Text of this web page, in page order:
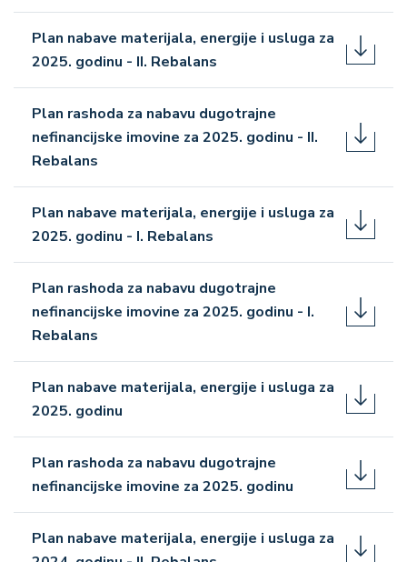
Plan nabave materijala, energije i usluga za
2025. godinu - II. Rebalans
Plan rashoda za nabavu dugotrajne
nefinancijske imovine za 2025. godinu - II.
Rebalans
Plan nabave materijala, energije i usluga za
2025. godinu - I. Rebalans
Plan rashoda za nabavu dugotrajne
nefinancijske imovine za 2025. godinu - I.
Rebalans
Plan nabave materijala, energije i usluga za
2025. godinu
Plan rashoda za nabavu dugotrajne
nefinancijske imovine za 2025. godinu
Plan nabave materijala, energije i usluga za